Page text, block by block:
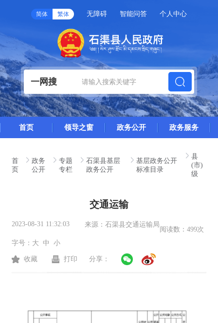
简体 繁体 无障碍 智能问答 个人中心
一网搜
首页 领导之窗 政务公开 政务服务
首
页
政务
公开
专题
专栏
石渠县基层
政务公开
基层政务公开
标准目录
县
(市)
级
交通运输
2023-08-31 11:32:03 来源： 石渠县交通运输局
阅读数： 499次
字号： 大 中 小
收藏 打印 分享：